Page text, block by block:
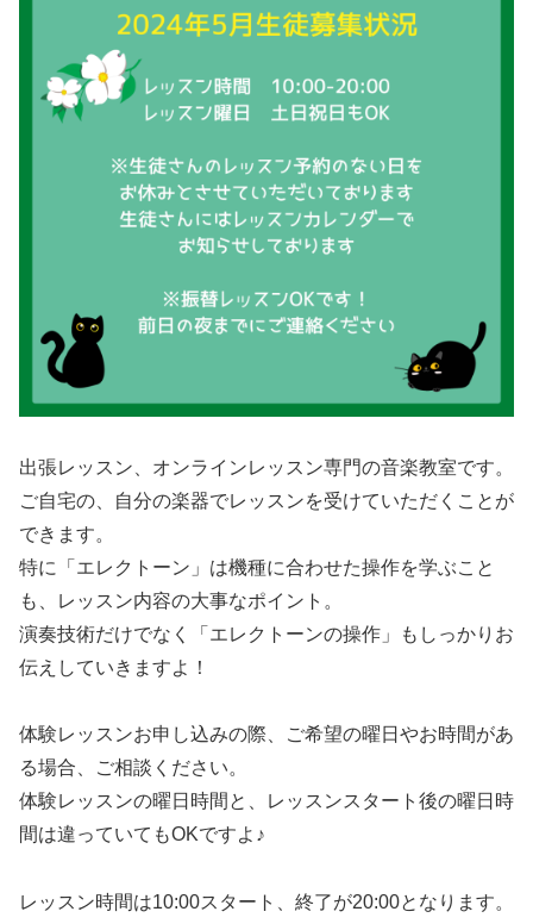
出張レッスン、オンラインレッスン専門の音楽教室です。
ご自宅の、自分の楽器でレッスンを受けていただくことが
できます。
特に「エレクトーン」は機種に合わせた操作を学ぶこと
も、レッスン内容の大事なポイント。
演奏技術だけでなく「エレクトーンの操作」もしっかりお
伝えしていきますよ！
体験レッスンお申し込みの際、ご希望の曜日やお時間があ
る場合、ご相談ください。
体験レッスンの曜日時間と、レッスンスタート後の曜日時
間は違っていてもOKですよ♪
レッスン時間は10:00スタート、終了が20:00となります。